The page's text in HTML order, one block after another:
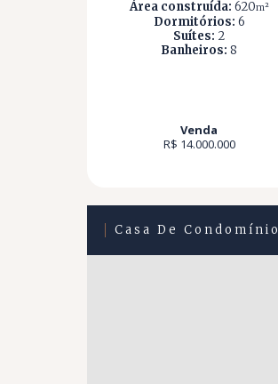
Área construída: 620m²
Dormitórios: 6
Suítes: 2
Banheiros: 8
Venda
R$ 14.000.000
Casa De Condomínio